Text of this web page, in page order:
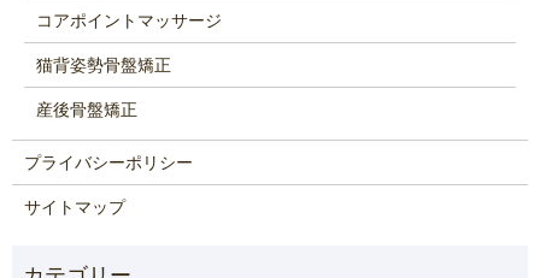
コアポイントマッサージ
猫背姿勢骨盤矯正
産後骨盤矯正
プライバシーポリシー
サイトマップ